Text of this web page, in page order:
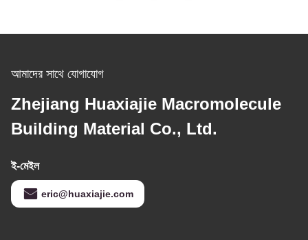
আমাদের সাথে যোগাযোগ
Zhejiang Huaxiajie Macromolecule
Building Material Co., Ltd.
ই-মেইল
eric@huaxiajie.com